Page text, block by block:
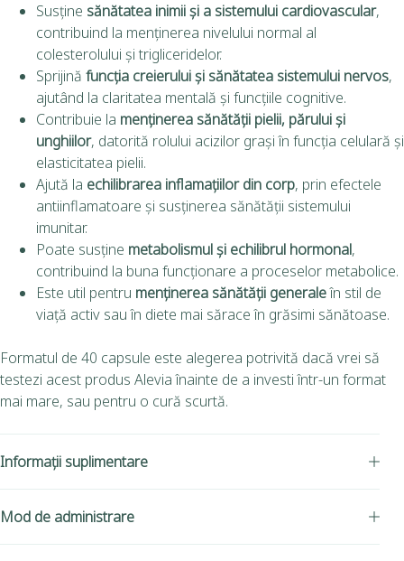
Susține sănătatea inimii și a sistemului cardiovascular,
contribuind la menținerea nivelului normal al
colesterolului și trigliceridelor.
Sprijină funcția creierului și sănătatea sistemului nervos,
ajutând la claritatea mentală și funcțiile cognitive.
Contribuie la menținerea sănătății pielii, părului și
unghiilor, datorită rolului acizilor grași în funcția celulară și
elasticitatea pielii.
Ajută la echilibrarea inflamațiilor din corp, prin efectele
antiinflamatoare și susținerea sănătății sistemului
imunitar.
Poate susține metabolismul și echilibrul hormonal,
contribuind la buna funcționare a proceselor metabolice.
Este util pentru menținerea sănătății generaleîn stil de
viață activ sau în diete mai sărace în grăsimi sănătoase.
Formatul de 40 capsule este alegerea potrivită dacă vrei să
testezi acest produs Alevia înainte de a investi într-un format
mai mare, sau pentru o cură scurtă.
Informații suplimentare
Mod de administrare